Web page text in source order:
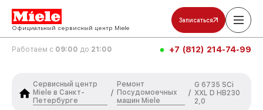
Официальный сервисный центр Miele
Записаться
Работаем с 09:00 до 21:00 +7 (812) 214-74-99
Сервисный центр
Miele в Санкт-
Петербурге
/
Ремонт
Посудомоечных
машин Miele
/
G 6735 SCi
XXL D HB230
2,0